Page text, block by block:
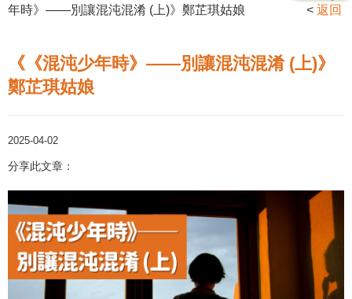
年時》——別讓混沌混淆 (上)》鄭芷琪姑娘
< 返回
《《混沌少年時》——別讓混沌混淆 (上)》
鄭芷琪姑娘
2025-04-02
分享此文章：